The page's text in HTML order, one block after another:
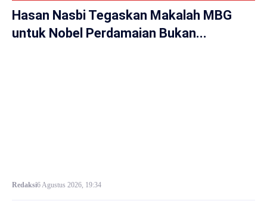
Hasan Nasbi Tegaskan Makalah MBG
untuk Nobel Perdamaian Bukan...
Redaksi6 Agustus 2026, 19:34